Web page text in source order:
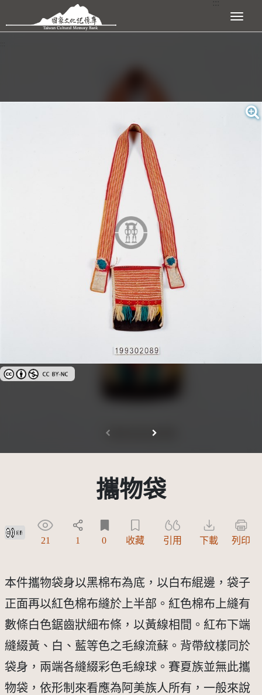
跳到主要內容區塊 展開選單
創用CC姓名標示-非商業性 3.0 台灣及其後版本(CC BY-NC 3.0 TW +)
攜物袋
創用CC姓名標示 3.0 台灣及其後版本(CC BY 3.0 TW +)
21 1 0 收藏 引用 下載 列印
本件攜物袋身以黑棉布為底，以白布緄邊，袋子
正面再以紅色棉布縫於上半部。紅色棉布上縫有
數條白色鋸齒狀細布條，以黃線相間。紅布下端
縫綴黃、白、藍等色之毛線流蘇。背帶紋樣同於
袋身，兩端各縫綴彩色毛線球。賽夏族並無此攜
物袋，依形制來看應為阿美族人所有，一般來說